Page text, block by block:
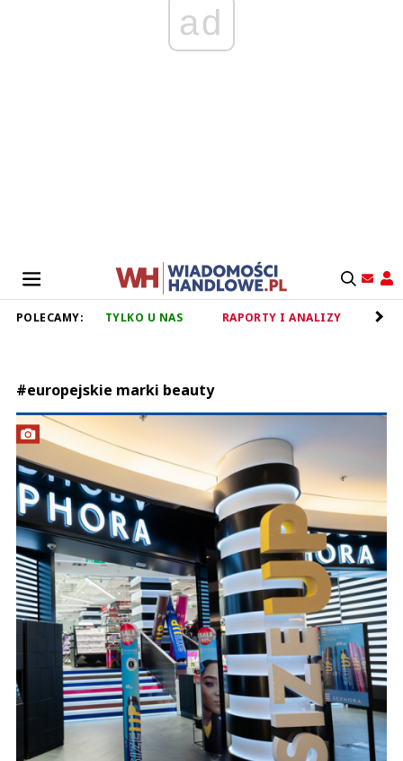
ad
POLECAMY: TYLKO U NAS RAPORTY I ANALIZY
#europejskie marki beauty